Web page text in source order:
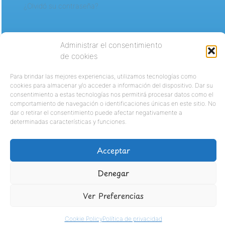
Administrar el consentimiento
de cookies
Para brindar las mejores experiencias, utilizamos tecnologías como
cookies para almacenar y/o acceder a información del dispositivo. Dar su
consentimiento a estas tecnologías nos permitirá procesar datos como el
comportamiento de navegación o identificaciones únicas en este sitio. No
dar o retirar el consentimiento puede afectar negativamente a
determinadas características y funciones.
Acceptar
Denegar
Ver Preferencias
Cookie PolicyPolítica de privacidad
¿Olvidó su contraseña?